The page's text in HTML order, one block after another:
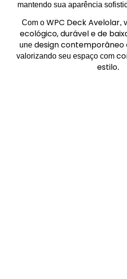
mantendo sua aparência
Com o WPC Deck Avelolar,
ecológico, durável e de
une design contemporâneo
valorizando seu espaço com
estilo.